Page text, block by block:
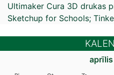
Ultimaker Cura 3D drukas
Sketchup for Schools;